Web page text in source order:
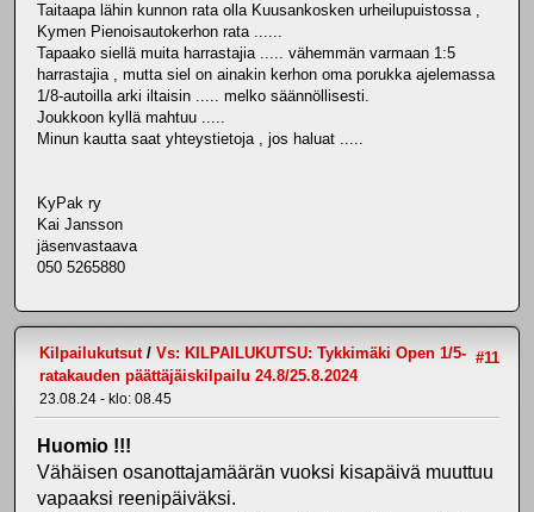
Taitaapa lähin kunnon rata olla Kuusankosken urheilupuistossa ,
Kymen Pienoisautokerhon rata ......
Tapaako siellä muita harrastajia ..... vähemmän varmaan 1:5
harrastajia , mutta siel on ainakin kerhon oma porukka ajelemassa
1/8-autoilla arki iltaisin ..... melko säännöllisesti.
Joukkoon kyllä mahtuu .....
Minun kautta saat yhteystietoja , jos haluat .....
KyPak ry
Kai Jansson
jäsenvastaava
050 5265880
#11
Kilpailukutsut/ Vs: KILPAILUKUTSU: Tykkimäki Open 1/5-
ratakauden päättäjäiskilpailu 24.8/25.8.2024
23.08.24 - klo: 08.45
Huomio !!!
Vähäisen osanottajamäärän vuoksi kisapäivä muuttuu
vapaaksi reenipäiväksi.